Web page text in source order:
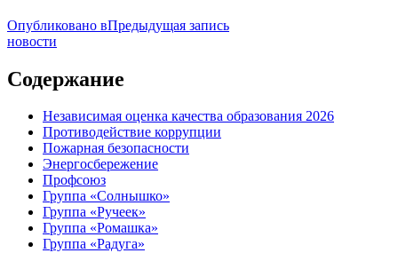
Опубликовано вПредыдущая запись
новости
Содержание
Независимая оценка качества образования 2026
Противодействие коррупции
Пожарная безопасности
Энергосбережение
Профсоюз
Группа «Солнышко»
Группа «Ручеек»
Группа «Ромашка»
Группа «Радуга»